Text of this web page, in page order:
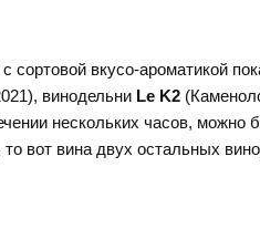
сортовой вкусо-ароматикой
винодельни Le K2
нескольких часов,
вот вина двух остальных